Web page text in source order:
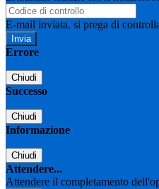
E-mail inviata, si prega di
Errore
Chiudi
Successo
Chiudi
Informazione
Chiudi
Attendere...
Attendere il completamento